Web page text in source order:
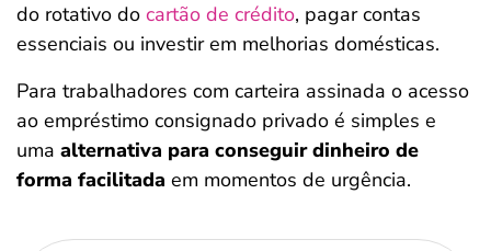
do rotativo do cartão de crédito, pagar contas
essenciais ou investir em melhorias domésticas.
Para trabalhadores com carteira assinada o acesso
ao empréstimo consignado privado é simples e
uma alternativa para conseguir dinheiro de
forma facilitada em momentos de urgência.